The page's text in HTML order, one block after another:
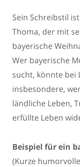
Sein Schreibstil
Thoma, der mit
bayerische
Wer bayerische
sucht, könnte bei
insbesondere,
ländliche Leben,
erfüllte Leben
Beispiel für ein
(Kurze